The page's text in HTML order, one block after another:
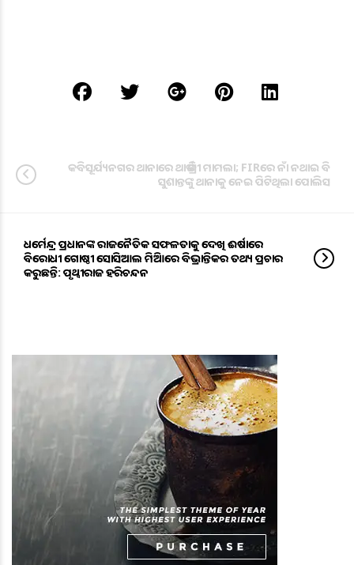
କବିସୂର୍ଯ୍ୟନଗର ଥାନାରେ ଥାର୍ଡ ଡିଗ୍ରୀ ମାମଲା; FIRରେ ନାଁ ନଥାଇ ବି
ସୁଶାନ୍ତଙ୍କୁ ଥାନାକୁ ନେଇ ପିଟିଥିଲା ପୋଲିସ
ଧର୍ମେନ୍ଦ୍ର ପ୍ରଧାନଙ୍କ ରାଜନୈତିକ ସଫଳତାକୁ ଦେଖି ଈର୍ଷାରେ
ବିରୋଧୀ ଗୋଷ୍ଠୀ ସୋସିଆଲ ମିଡିଆରେ ବିଭ୍ରାନ୍ତିକର ତଥ୍ୟ ପ୍ରଚାର
କରୁଛନ୍ତି: ପୃଥ୍ବୀରାଜ ହରିଚନ୍ଦନ